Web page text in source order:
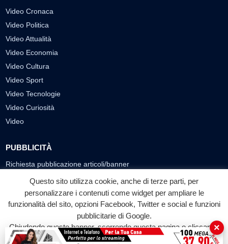
Video Cronaca
Video Politica
Video Attualità
Video Economia
Video Cultura
Video Sport
Video Tecnologie
Video Curiosità
Video
PUBBLICITÀ
Richiesta pubblicazione articoli/banner
SEGUICI SUI SOCIAL
f
Facebook
◎ ▶
YouTube
Questo sito utilizza cookie, anche di terze parti, per
personalizzare i contenuti come widget per ampliare le
funzionalità del sito, opzioni Facebook, Twitter e social e funzioni
pubblicitarie di Google.
Chiudendo questo banner, scorrendo questa pagina o cliccando
su qualunque suo elemento acconsenti all'uso dei cookie.
×